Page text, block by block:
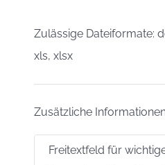
Zulässige Dateiformate:
xls, xlsx
Zusätzliche